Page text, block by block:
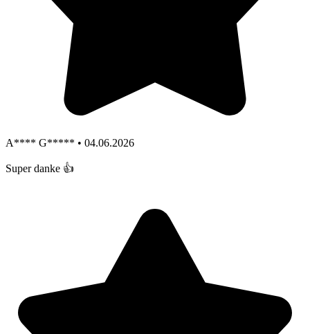
A**** G***** • 04.06.2026
Super danke 👍